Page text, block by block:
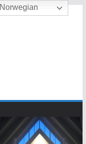
Norwegian